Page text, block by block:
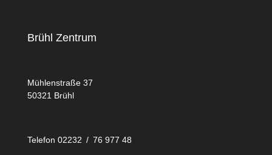
Brühl Zentrum
Mühlenstraße 37
50321 Brühl
Telefon 02232 / 76 977 48